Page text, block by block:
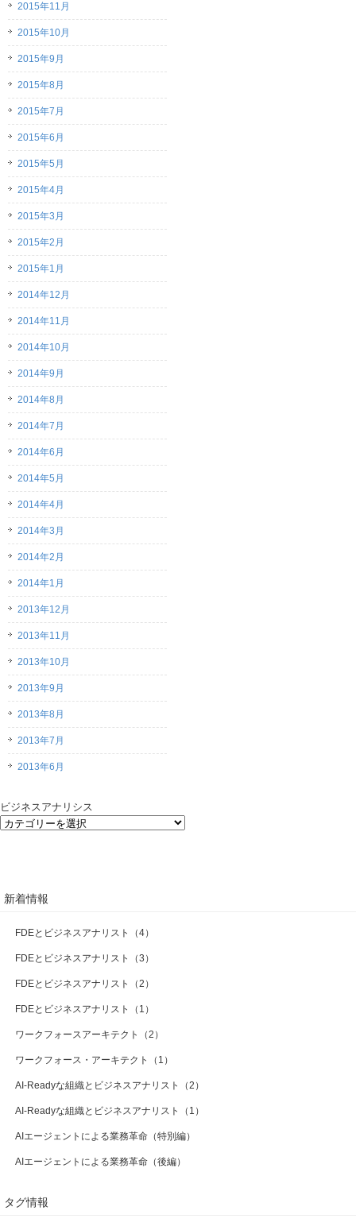
2015年11月
2015年10月
2015年9月
2015年8月
2015年7月
2015年6月
2015年5月
2015年4月
2015年3月
2015年2月
2015年1月
2014年12月
2014年11月
2014年10月
2014年9月
2014年8月
2014年7月
2014年6月
2014年5月
2014年4月
2014年3月
2014年2月
2014年1月
2013年12月
2013年11月
2013年10月
2013年9月
2013年8月
2013年7月
2013年6月
ビジネスアナリシス
新着情報
FDEとビジネスアナリスト（4）
FDEとビジネスアナリスト（3）
FDEとビジネスアナリスト（2）
FDEとビジネスアナリスト（1）
ワークフォースアーキテクト（2）
ワークフォース・アーキテクト（1）
AI-Readyな組織とビジネスアナリスト（2）
AI-Readyな組織とビジネスアナリスト（1）
AIエージェントによる業務革命（特別編）
AIエージェントによる業務革命（後編）
タグ情報